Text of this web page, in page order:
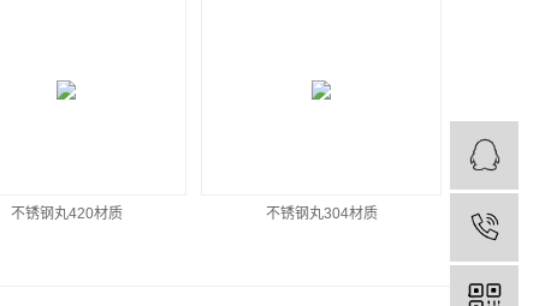
不锈钢丸420材质 不锈钢丸304材质